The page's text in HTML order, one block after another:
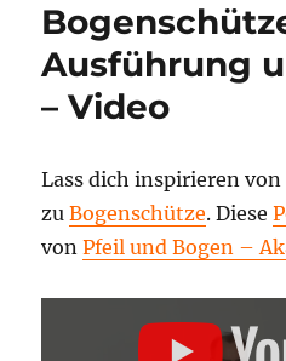
Ausführung
– Video
Lass dich inspirieren
zuBogenschütze. Diese
vonPfeil und Bogen –